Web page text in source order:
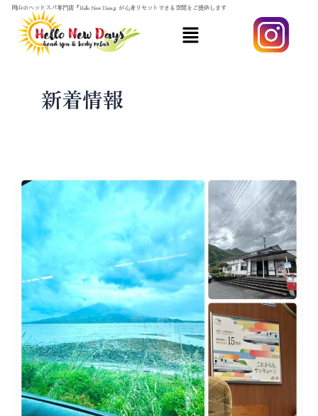
岡山のヘッドスパ専門店『Hello New Days』が心身リセットできる空間をご提供します
メ
ニ
新着情報